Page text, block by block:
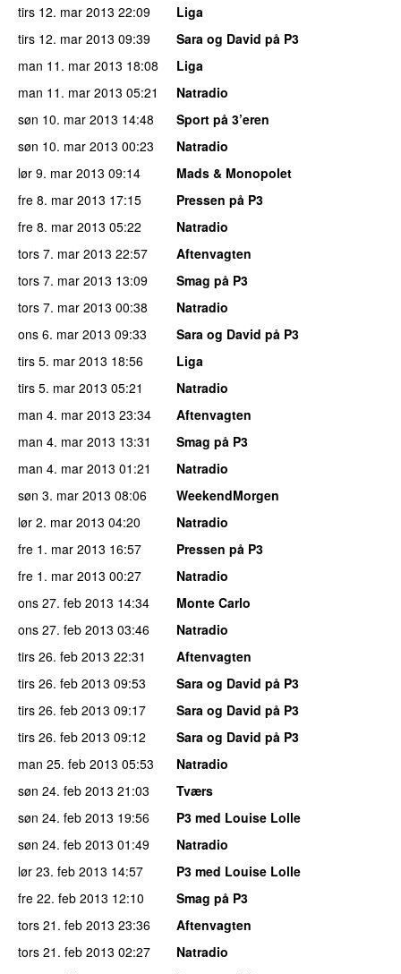
tirs 12. mar 2013 22:09
Liga
tirs 12. mar 2013 09:39
Sara og David på P3
man 11. mar 2013 18:08
Liga
man 11. mar 2013 05:21
Natradio
søn 10. mar 2013 14:48
Sport på 3’eren
søn 10. mar 2013 00:23
Natradio
lør 9. mar 2013 09:14
Mads & Monopolet
fre 8. mar 2013 17:15
Pressen på P3
fre 8. mar 2013 05:22
Natradio
tors 7. mar 2013 22:57
Aftenvagten
tors 7. mar 2013 13:09
Smag på P3
tors 7. mar 2013 00:38
Natradio
ons 6. mar 2013 09:33
Sara og David på P3
tirs 5. mar 2013 18:56
Liga
tirs 5. mar 2013 05:21
Natradio
man 4. mar 2013 23:34
Aftenvagten
man 4. mar 2013 13:31
Smag på P3
man 4. mar 2013 01:21
Natradio
søn 3. mar 2013 08:06
WeekendMorgen
lør 2. mar 2013 04:20
Natradio
fre 1. mar 2013 16:57
Pressen på P3
fre 1. mar 2013 00:27
Natradio
ons 27. feb 2013 14:34
Monte Carlo
ons 27. feb 2013 03:46
Natradio
tirs 26. feb 2013 22:31
Aftenvagten
tirs 26. feb 2013 09:53
Sara og David på P3
tirs 26. feb 2013 09:17
Sara og David på P3
tirs 26. feb 2013 09:12
Sara og David på P3
man 25. feb 2013 05:53
Natradio
søn 24. feb 2013 21:03
Tværs
søn 24. feb 2013 19:56
P3 med Louise Lolle
søn 24. feb 2013 01:49
Natradio
lør 23. feb 2013 14:57
P3 med Louise Lolle
fre 22. feb 2013 12:10
Smag på P3
tors 21. feb 2013 23:36
Aftenvagten
tors 21. feb 2013 02:27
Natradio